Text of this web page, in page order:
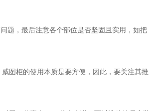
题，最后注意各个部位是否坚固且实用，如把
图柜的使用本质是要方便，因此，要关注其推